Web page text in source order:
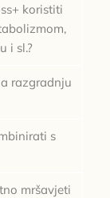
koristiti
i sl.?
razgradnju
s
mršavjeti